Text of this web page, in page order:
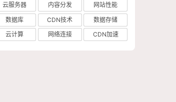
云服务器
内容分发
网站性能
数据库
CDN技术
数据存储
云计算
网络连接 CDN加速